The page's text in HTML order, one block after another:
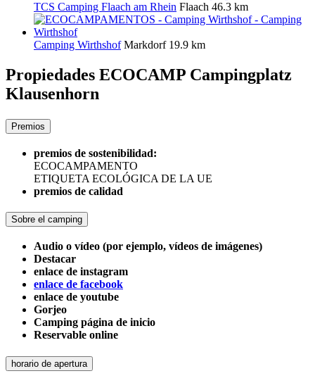
TCS Camping Flaach am Rhein Flaach 46.3 km
Camping Wirthshof Markdorf 19.9 km
Propiedades ECOCAMP Campingplatz
Klausenhorn
Premios
premios de sostenibilidad:
ECOCAMPAMENTO
ETIQUETA ECOLÓGICA DE LA UE
premios de calidad
Sobre el camping
Audio o vídeo (por ejemplo, vídeos de imágenes)
Destacar
enlace de instagram
enlace de facebook
enlace de youtube
Gorjeo
Camping página de inicio
Reservable online
horario de apertura